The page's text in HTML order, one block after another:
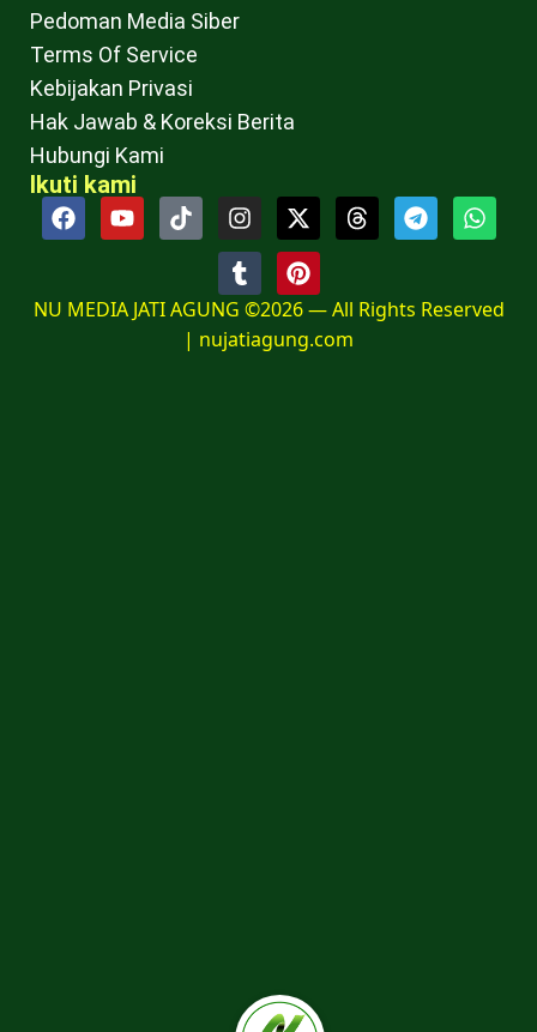
Pedoman Media Siber
Terms Of Service
Kebijakan Privasi
Hak Jawab & Koreksi Berita
Hubungi Kami
Ikuti kami
NU MEDIA JATI AGUNG ©2026 — All Rights Reserved
| nujatiagung.com